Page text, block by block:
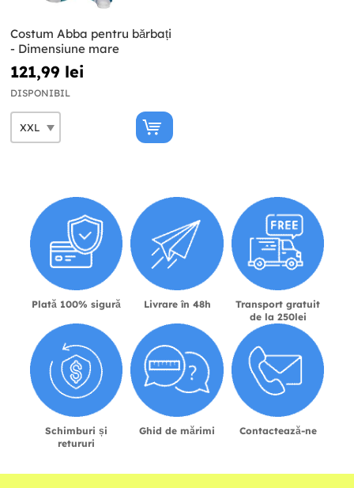
Costum Abba pentru bărbați
- Dimensiune mare
121,99 lei
DISPONIBIL
Plată 100% sigură Livrare în 48h
Transport gratuit
de la 250lei
Schimburi și
retururi
Ghid de mărimi Contactează-ne